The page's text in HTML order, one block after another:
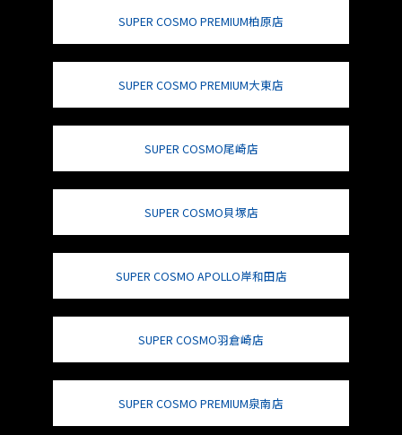
SUPER COSMO PREMIUM柏原店
SUPER COSMO PREMIUM大東店
SUPER COSMO尾崎店
SUPER COSMO貝塚店
SUPER COSMO APOLLO岸和田店
SUPER COSMO羽倉崎店
SUPER COSMO PREMIUM泉南店